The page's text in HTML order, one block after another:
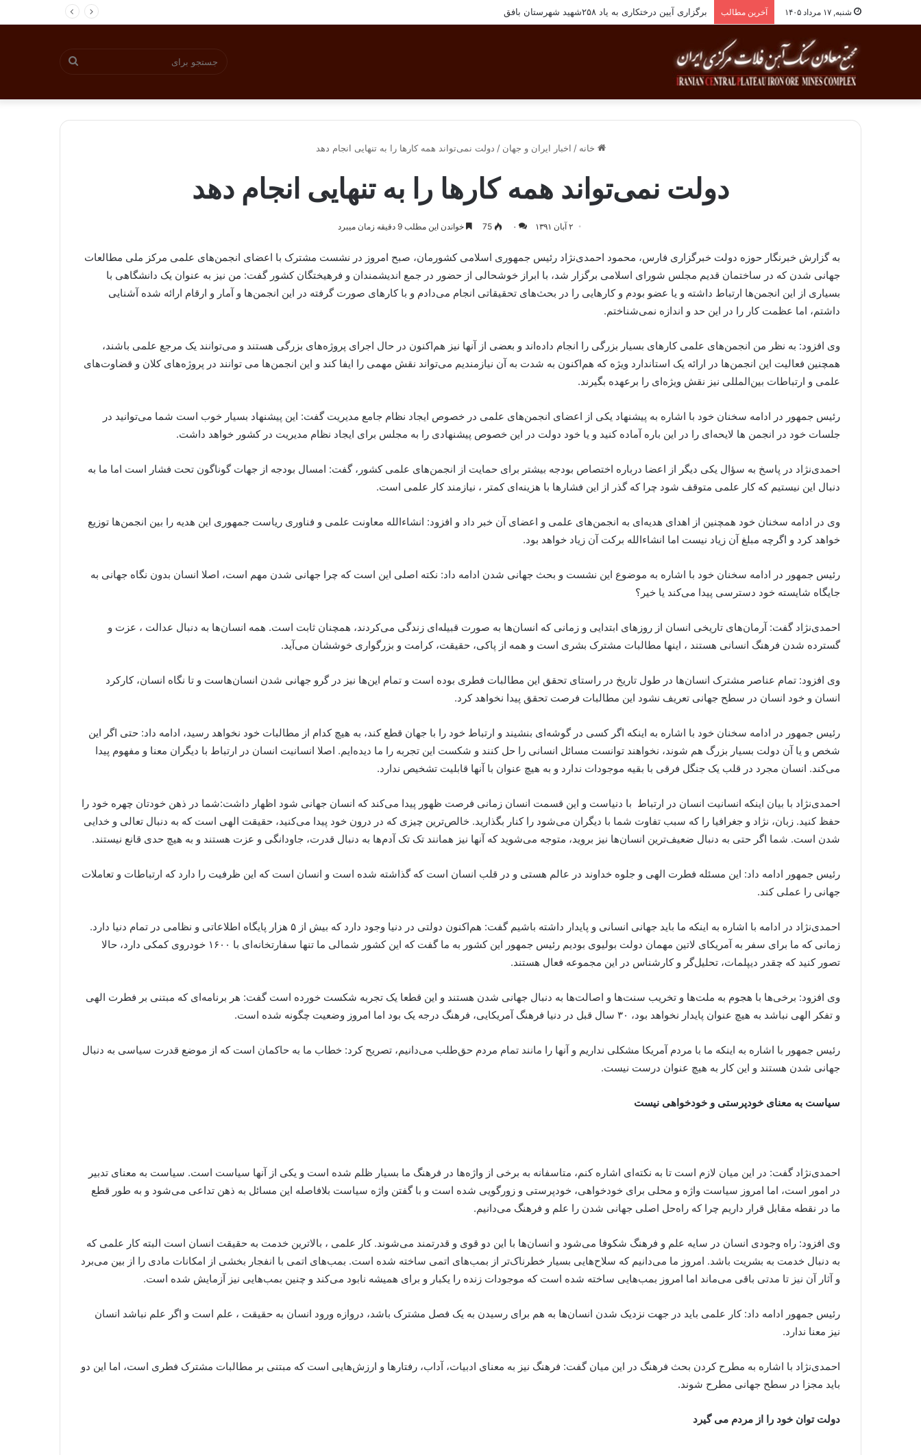
شنبه, ۱۷ مرداد ۱۴۰۵ آخرین مطالب برگزاری آیین درختکاری به یاد ۲۵۸شهید شهرستان بافق
خانه / اخبار ایران و جهان / دولت نمی‌تواند همه کارها را به تنهایی انجام دهد
دولت نمی‌تواند همه کارها را به تنهایی انجام دهد
۲ آبان ۱۳۹۱ ۰ 75 خواندن این مطلب 9 دقیقه زمان میبرد
به گزارش خبرنگار حوزه دولت خبرگزاری فارس، محمود احمدی‌نژاد رئیس جمهوری اسلامی کشورمان، صبح امروز در نشست مشترک با اعضای انجمن‌های علمی مرکز ملی مطالعات
جهانی شدن که در ساختمان قدیم مجلس شورای اسلامی برگزار شد، با ابراز خوشحالی از حضور در جمع اندیشمندان و فرهیختگان کشور گفت: من نیز به عنوان یک دانشگاهی با
بسیاری از این انجمن‌ها ارتباط داشته و یا عضو بودم و کارهایی را در بحث‌های تحقیقاتی انجام می‌دادم و با کارهای صورت گرفته در این انجمن‌ها و آمار و ارقام ارائه شده آشنایی
داشتم، اما عظمت کار را در این حد و اندازه نمی‌شناختم.
وی افزود: به نظر من انجمن‌های علمی کارهای بسیار بزرگی را انجام داده‌اند و بعضی از آنها نیز هم‌اکنون در حال اجرای پروژه‌های بزرگی هستند و می‌توانند یک مرجع علمی باشند،
همچنین فعالیت این انجمن‌ها در ارائه یک استاندارد ویژه که هم‌اکنون به شدت به آن نیازمندیم می‌تواند نقش مهمی را ایفا کند و این انجمن‌ها می توانند در پروژه‌های کلان و قضاوت‌های
علمی و ارتباطات بین‌المللی نیز نقش ویژه‌ای را برعهده بگیرند.
رئیس جمهور در ادامه سخنان خود با اشاره به پیشنهاد یکی از اعضای انجمن‌های علمی در خصوص ایجاد نظام جامع مدیریت گفت: این پیشنهاد بسیار خوب است شما می‌توانید در
جلسات خود در انجمن‌ ها لایحه‌ای را در این باره آماده کنید و یا خود دولت در این خصوص پیشنهادی را به مجلس برای ایجاد نظام مدیریت در کشور خواهد داشت.
احمدی‌نژاد در پاسخ به سؤال یکی دیگر از اعضا درباره اختصاص بودجه بیشتر برای حمایت از انجمن‌های علمی کشور، گفت: امسال بودجه از جهات گوناگون تحت فشار است اما ما به
دنبال این نیستیم که کار علمی متوقف شود چرا که گذر از این فشارها با هزینه‌ای کمتر ، نیازمند کار علمی است.
وی در ادامه سخنان خود همچنین از اهدای هدیه‌ای به انجمن‌های علمی و اعضای آن خبر داد و افزود: انشاءالله معاونت علمی و فناوری ریاست جمهوری این هدیه را بین انجمن‌ها توزیع
خواهد کرد و اگرچه مبلغ آن زیاد نیست اما انشاءالله برکت آن زیاد خواهد بود.
رئیس جمهور در ادامه سخنان خود با اشاره به موضوع این نشست و بحث جهانی شدن ادامه داد: نکته اصلی این است که چرا جهانی شدن مهم است، اصلا انسان بدون نگاه جهانی به
جایگاه شایسته خود دسترسی پیدا می‌کند یا خیر؟
احمدی‌نژاد گفت:‌ آرمان‌های تاریخی انسان از روزهای ابتدایی و زمانی که انسان‌ها به صورت قبیله‌ای زندگی می‌کردند، همچنان ثابت است. همه انسان‌ها به دنبال عدالت ، عزت و
گسترده شدن فرهنگ انسانی هستند ، اینها مطالبات مشترک بشری است و همه از پاکی، حقیقت، کرامت و بزرگواری خوششان می‌آید.
وی افزود: تمام عناصر مشترک انسان‌ها در طول تاریخ در راستای تحقق این مطالبات فطری بوده است و تمام این‌ها نیز در گرو جهانی شدن انسان‌هاست و تا نگاه انسان، کارکرد
انسان و خود انسان در سطح جهانی تعریف نشود این مطالبات فرصت تحقق پیدا نخواهد کرد.
رئیس جمهور در ادامه سخنان خود با اشاره به اینکه اگر کسی در گوشه‌ای بنشیند و ارتباط خود را با جهان قطع کند، به هیچ‌ کدام از مطالبات خود نخواهد رسید، ادامه داد: حتی اگر این
شخص و یا آن دولت بسیار بزرگ هم شوند، نخواهند توانست مسائل انسانی را حل کنند و شکست این تجربه را ما دیده‌ایم. اصلا انسانیت انسان در ارتباط با دیگران معنا و مفهوم پیدا
می‌کند. انسان مجرد در قلب یک جنگل فرقی با بقیه موجودات ندارد و به هیچ عنوان با آنها قابلیت تشخیص ندارد.
احمدی‌نژاد با بیان اینکه انسانیت انسان در ارتباط با دنیاست و این قسمت انسان زمانی فرصت ظهور پیدا می‌کند که انسان جهانی شود اظهار داشت:شما در ذهن خودتان چهره خود را
حفظ کنید. زبان، نژاد و جغرافیا را که سبب تفاوت شما با دیگران می‌شود را کنار بگذارید. خالص‌ترین چیزی که در درون خود پیدا می‌کنید، حقیقت الهی است که به دنبال تعالی و خدایی
شدن است. شما اگر حتی به دنبال ضعیف‌ترین انسان‌ها نیز بروید، متوجه می‌شوید که آنها نیز همانند تک تک آدم‌ها به دنبال قدرت، جاودانگی و عزت هستند و به هیچ حدی قانع نیستند.
رئیس جمهور ادامه داد: این مسئله فطرت الهی و جلوه خداوند در عالم هستی و در قلب انسان است که گذاشته شده است و انسان است که این ظرفیت را دارد که ارتباطات و تعاملات
جهانی را عملی کند.
احمدی‌نژاد در ادامه با اشاره به اینکه ما باید جهانی انسانی و پایدار داشته باشیم گفت: هم‌اکنون دولتی در دنیا وجود دارد که بیش از ۵ هزار پایگاه اطلاعاتی و نظامی در تمام دنیا دارد.
زمانی که ما برای سفر به آمریکای لاتین مهمان دولت بولیوی بودیم رئیس جمهور این کشور به ما گفت که این کشور شمالی ما تنها سفارتخانه‌ای با ۱۶۰۰ خودروی کمکی دارد، حالا
تصور کنید که چقدر دیپلمات، تحلیل‌گر و کارشناس در این مجموعه فعال هستند.
وی افزود: برخی‌ها با هجوم به ملت‌ها و تخریب سنت‌‌ها و اصالت‌ها به دنبال جهانی شدن هستند و این قطعا یک تجربه شکست‌ خورده است گفت: هر برنامه‌ای که مبتنی بر فطرت الهی
و تفکر الهی نباشد به هیچ عنوان پایدار نخواهد بود، ۳۰ سال قبل در دنیا فرهنگ آمریکایی، فرهنگ درجه یک بود اما امروز وضعیت چگونه شده است.
رئیس جمهور با اشاره به اینکه ما با مردم آمریکا مشکلی نداریم و آنها را مانند تمام مردم حق‌طلب می‌دانیم، تصریح کرد: خطاب ما به حاکمان است که از موضع قدرت سیاسی به دنبال
جهانی شدن هستند و این کار به هیچ عنوان درست نیست.
سیاست به معنای خودپرستی و خودخواهی نیست
احمدی‌نژاد گفت: در این میان لازم است تا به نکته‌ای اشاره کنم، متاسفانه به برخی از واژه‌ها در فرهنگ ما بسیار ظلم شده است و یکی از آنها سیاست است. سیاست به معنای تدبیر
در امور است، اما امروز سیاست واژه و محلی برای خودخواهی، خودپرستی و زورگویی شده است و با گفتن واژه سیاست بلافاصله این مسائل به ذهن تداعی می‌شود و به طور قطع
ما در نقطه مقابل قرار داریم چرا که راه‌حل اصلی جهانی شدن را علم و فرهنگ می‌دانیم.
وی افزود: راه وجودی انسان در سایه علم و فرهنگ شکوفا می‌شود و انسان‌ها با این دو قوی و قدرتمند می‌شوند. کار علمی ، بالاترین خدمت به حقیقت انسان است البته کار علمی که
به دنبال خدمت به بشریت باشد. امروز ما می‌دانیم که سلاح‌هایی بسیار خطرناک‌تر از بمب‌های اتمی ساخته شده است. بمب‌های اتمی با انفجار بخشی از امکانات مادی را از بین می‌برد
و آثار آن نیز تا مدتی باقی می‌ماند اما امروز بمب‌هایی ساخته شده است که موجودات زنده را یکبار و برای همیشه نابود می‌کند و چنین بمب‌هایی نیز آزمایش شده است.
رئیس جمهور ادامه داد: کار علمی باید در جهت نزدیک شدن انسان‌ها به هم برای رسیدن به یک فصل مشترک باشد، دروازه ورود انسان به حقیقت ، علم است و اگر علم نباشد انسان
نیز معنا ندارد.
احمدی‌نژاد با اشاره به مطرح کردن بحث فرهنگ در این میان گفت: فرهنگ نیز به معنای ادبیات،‌ آداب، رفتارها و ارزش‌هایی است که مبتنی بر مطالبات مشترک فطری است، اما این دو
باید مجزا در سطح جهانی مطرح شوند.
دولت توان خود را از مردم می گیرد